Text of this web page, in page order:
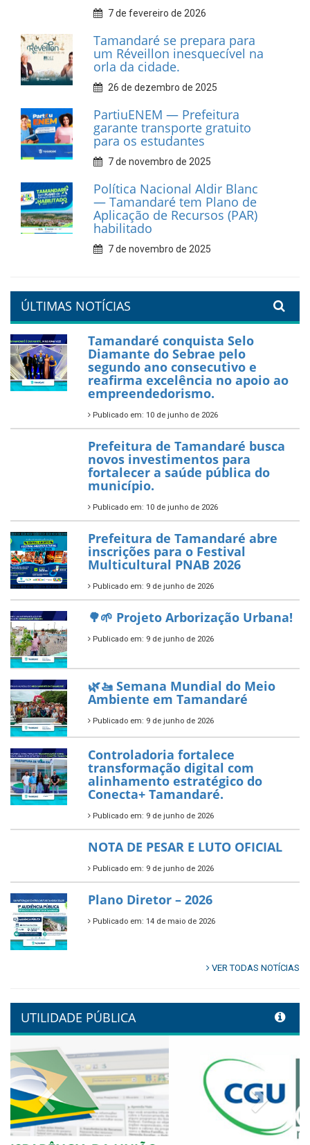
10 de fevereiro de 2026
Dia do Frevo: patrimônio
cultural em movimento
9 de fevereiro de 2026
Prefeitura de Tamandaré
fortalece apoio aos
catadores de materiais
recicláveis
9 de fevereiro de 2026
Prefeitura de Tamandaré
reforça diálogo e
compromisso com a
valorização da educação
7 de fevereiro de 2026
orla da cidade.
PartiuENEM — Prefeitura
garante transporte gratuito
para os estudantes
7 de novembro de 2025
Política Nacional Aldir Blanc
— Tamandaré tem Plano de
Aplicação de Recursos (PAR)
habilitado
7 de novembro de 2025
ÚLTIMAS NOTÍCIAS
Tamandaré conquista Selo
Diamante do Sebrae pelo
segundo ano consecutivo e
reafirma excelência no apoio ao
empreendedorismo.
Publicado em: 10 de junho de 2026
novos investimentos para
fortalecer a saúde pública do
município.
Publicado em: 10 de junho de 2026
Prefeitura de Tamandaré abre
inscrições para o Festival
Multicultural PNAB 2026
Publicado em: 9 de junho de 2026
🌳🌱 Projeto Arborização Urbana!
Publicado em: 9 de junho de 2026
🌿🚤 Semana Mundial do Meio
Ambiente em Tamandaré
alinhamento estratégico do
Conecta+ Tamandaré.
NOTA DE PESAR E LUTO OFICIAL
Publicado em: 9 de junho de 2026
Plano Diretor – 2026